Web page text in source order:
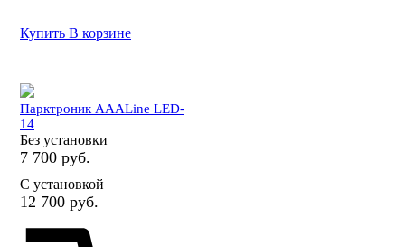
Купить В корзине
Парктроник AAALine LED-
14
Без установки
7 700 руб.
С установкой
12 700 руб.